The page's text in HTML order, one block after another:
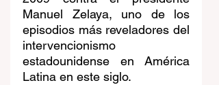
Manuel Zelaya, uno de los
episodios más reveladores del
intervencionismo
estadounidense en América
Latina en este siglo.